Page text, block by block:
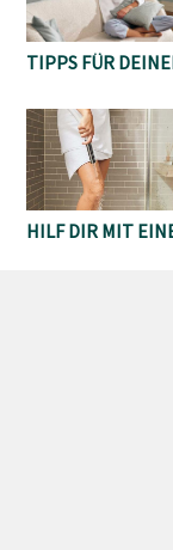
TIPPS FÜR
HILF DIR MIT